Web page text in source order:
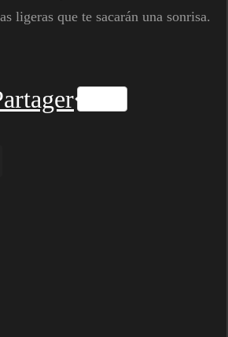
ligeras que te sacarán una sonrisa.